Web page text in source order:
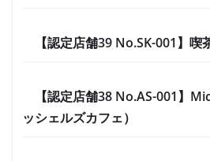
【認定店舗39 No.SK-001】喫
【認定店舗38 No.AS-001】
ッシェルズカフェ）